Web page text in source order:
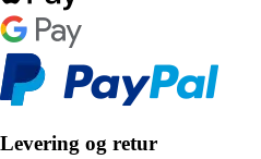
Levering og retur